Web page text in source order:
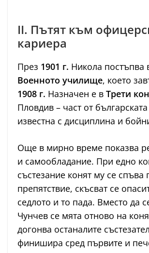
II. Пътят към
кариера
През 1901 г. Никола постъпва
Военното училище, което
1908 г. Назначен е в Трети
Пловдив – част от
известна с дисциплина и
Още в мирно време показва
и самообладание. При едно
състезание конят му се спъва
препятствие, скъсват се
седлото и то пада. Вместо да
Чунчев се мята отново на
догонва останалите
финишира сред първите и